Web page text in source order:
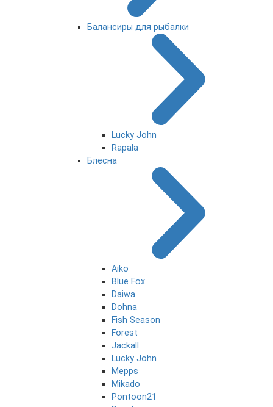
Балансиры для рыбалки
Lucky John
Rapala
Блесна
Aiko
Blue Fox
Daiwa
Dohna
Fish Season
Forest
Jackall
Lucky John
Mepps
Mikado
Pontoon21